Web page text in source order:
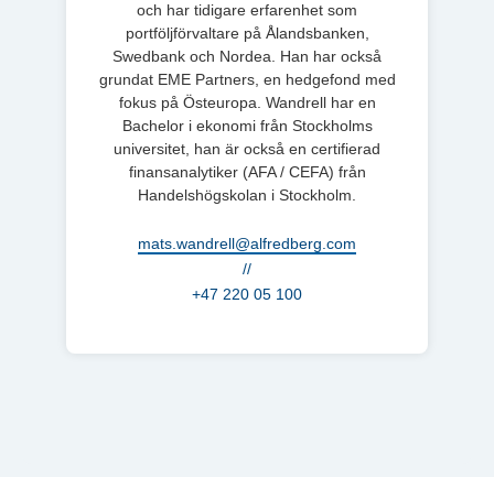
och har tidigare erfarenhet som
portföljförvaltare på Ålandsbanken,
Swedbank och Nordea. Han har också
grundat EME Partners, en hedgefond med
fokus på Östeuropa. Wandrell har en
Bachelor i ekonomi från Stockholms
universitet, han är också en certifierad
finansanalytiker (AFA / CEFA) från
Handelshögskolan i Stockholm.
mats.wandrell@alfredberg.com
//
+47 220 05 100